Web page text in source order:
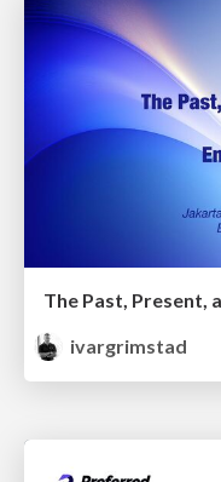
The Past, Present,
ivargrimstad